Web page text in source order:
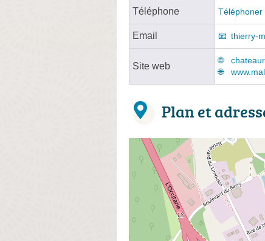
Téléphone Téléphoner
Email thierry-
Site web
Plan et